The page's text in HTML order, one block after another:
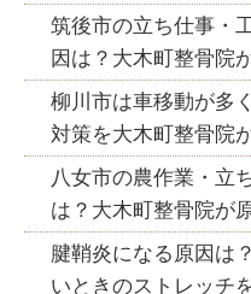
筑後市の立ち仕事・
因は？大木町整骨院
柳川市は車移動が多
対策を大木町整骨院
八女市の農作業・立
は？大木町整骨院が
腱鞘炎になる原因は
いときのストレッチ